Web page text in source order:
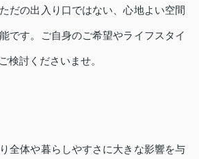
だの出入り口ではない、心地よい空間
です。ご自身のご希望やライフスタイ
検討くださいませ。
全体や暮らしやすさに大きな影響を与